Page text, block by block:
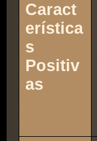
Caract
erística
s
Positiv
as